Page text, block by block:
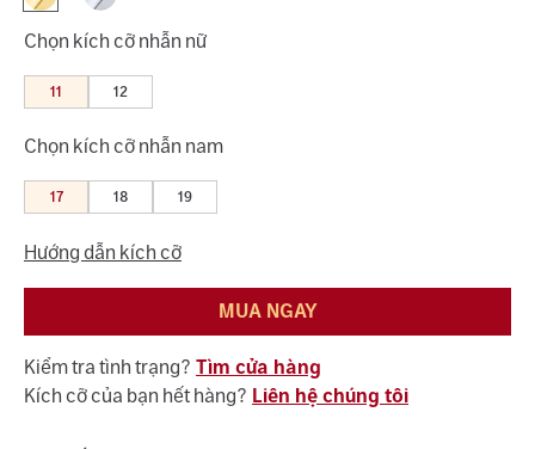
Chọn kích cỡ nhẫn nữ
11 12
Chọn kích cỡ nhẫn nam
17 18 19
Hướng dẫn kích cỡ
MUA NGAY
Kiểm tra tình trạng? Tìm cửa hàng
Kích cỡ của bạn hết hàng? Liên hệ chúng tôi